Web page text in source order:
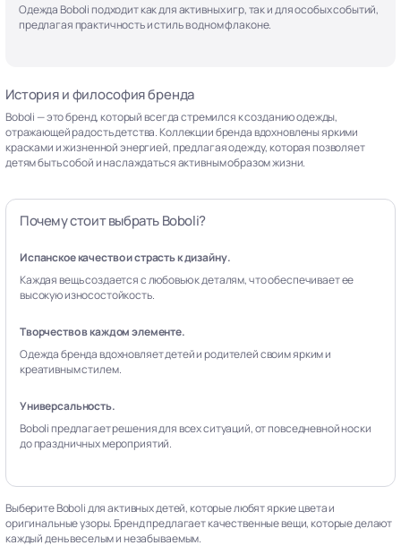
Одежда Boboli подходит как для активных игр, так и для особых событий,
предлагая практичность и стиль в одном флаконе.
История и философия бренда
Boboli — это бренд, который всегда стремился к созданию одежды,
отражающей радость детства. Коллекции бренда вдохновлены яркими
красками и жизненной энергией, предлагая одежду, которая позволяет
детям быть собой и наслаждаться активным образом жизни.
Почему стоит выбрать Boboli?
Испанское качество и страсть к дизайну.
Каждая вещь создается с любовью к деталям, что обеспечивает ее
высокую износостойкость.
Творчество в каждом элементе.
Одежда бренда вдохновляет детей и родителей своим ярким и
креативным стилем.
Универсальность.
Boboli предлагает решения для всех ситуаций, от повседневной носки
до праздничных мероприятий.
Выберите Boboli для активных детей, которые любят яркие цвета и
оригинальные узоры. Бренд предлагает качественные вещи, которые делают
каждый день веселым и незабываемым.